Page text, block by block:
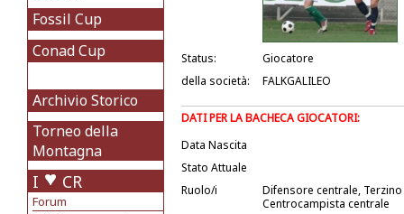
Fossil Cup
Conad Cup
Archivio Storico
Torneo della
Montagna
I CR
Forum
Status:
Giocatore
della società:
FALKGALILEO
DATI PER LA BACHECA GIOCATORI:
Data Nascita
Stato Attuale
Ruolo/i
Difensore centrale,
Centrocampista centrale